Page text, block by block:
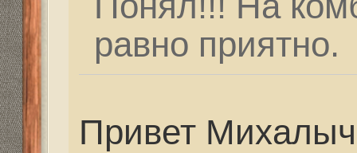
Re: Удилища,
23:22